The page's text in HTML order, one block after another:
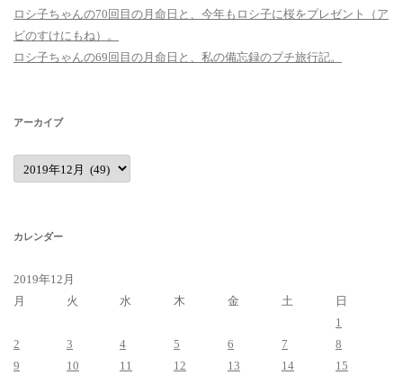
ロシ子ちゃんの70回目の月命日と、今年もロシ子に桜をプレゼント（ア
ビのすけにもね）。
ロシ子ちゃんの69回目の月命日と、私の備忘録のプチ旅行記。
アーカイブ
ア
ー
カ
カレンダー
2019年12月
月
火 水 木 金 土
日
1
2
3 4 5 6 7
8
9
10 11 12 13 14
15